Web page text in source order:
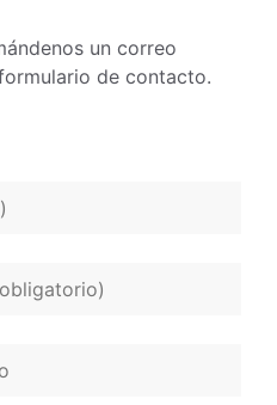
un correo
de contacto.